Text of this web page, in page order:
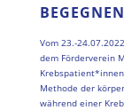
BEGEGNEN
Vom 23.-
dem Förderverein
Methode der
während einer